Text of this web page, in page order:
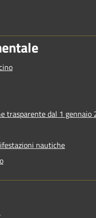
trasparente dal 1 gennaio
nautiche